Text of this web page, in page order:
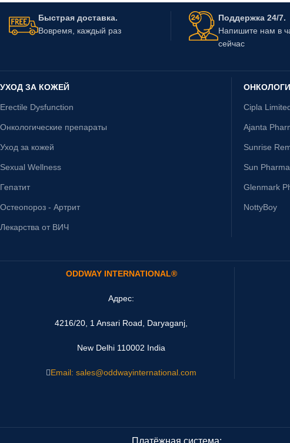
Быстрая доставка.
Вовремя, каждый раз
Поддержка 24/7.
Напишите нам в
сейчас
УХОД ЗА КОЖЕЙ
Erectile Dysfunction
Онкологические препараты
Уход за кожей
Sexual Wellness
Гепатит
Остеопороз - Артрит
Лекарства от ВИЧ
Cipla
Ajanta
Sunrise
Sun
Glenmark
NottyBoy
ODDWAY INTERNATIONAL®
Адрес:
4216/20, 1 Ansari Road, Daryaganj,
New Delhi 110002 India
Email: sales@oddwayinternational.com
Платёжная система: